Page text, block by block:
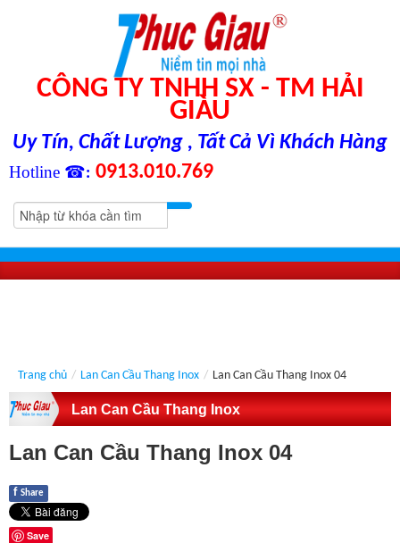
CÔNG TY TNHH SX - TM HẢI
GIÀU
Uy Tín, Chất Lượng , Tất Cả Vì Khách Hàng
Hotline ☎: 0913.010.769
Trang chủ / Lan Can Cầu Thang Inox / Lan Can Cầu Thang Inox 04
Lan Can Cầu Thang Inox
Lan Can Cầu Thang Inox 04
f Share
Save